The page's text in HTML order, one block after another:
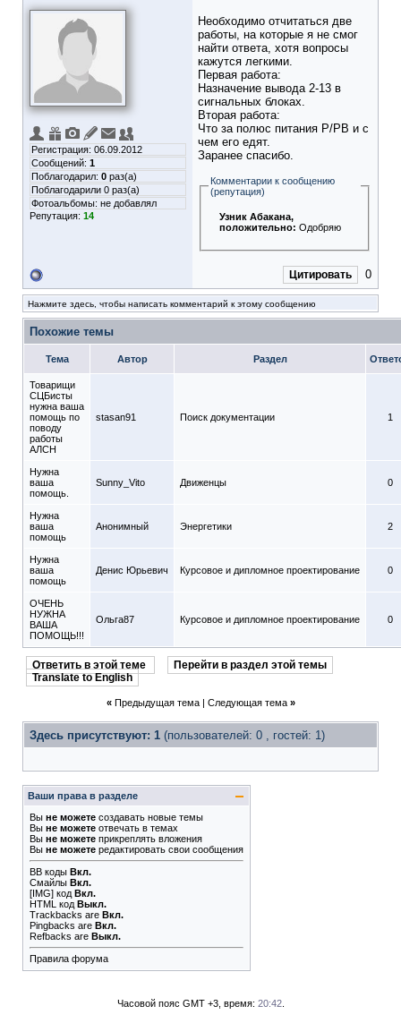
Регистрация: 06.09.2012
Сообщений: 1
Поблагодарил: 0 раз(а)
Поблагодарили 0 раз(а)
Фотоальбомы: не добавлял
Репутация: 14
Необходимо отчитаться две
работы, на которые я не смог
найти ответа, хотя вопросы
кажутся легкими.
Первая работа:
Назначение вывода 2-13 в
сигнальных блоках.
Вторая работа:
Что за полюс питания Р/РВ и с
чем его едят.
Заранее спасибо.
Комментарии к сообщению
(репутация)
Узник Абакана,
положительно:Одобряю
Цитировать 0
Нажмите здесь, чтобы написать комментарий к этому сообщению
Похожие темы
Тема Автор Раздел
Товарищи
СЦБисты
нужна ваша
помощь по
поводу
работы
АЛСН
stasan91 Поиск документации 1
Нужна
ваша
помощь.
Sunny_Vito Движенцы 0
Нужна
ваша
помощь
Анонимный Энергетики 2
Нужна
ваша
помощь
Денис Юрьевич Курсовое и дипломное проектирование 0
ОЧЕНЬ
НУЖНА
ВАША
ПОМОЩЬ!!!
Ольга87 Курсовое и дипломное проектирование 0
Ответить в этой теме
Перейти в раздел этой темы
Translate to English
« Предыдущая тема| Следующая тема »
Здесь присутствуют: 1 (пользователей: 0 , гостей: 1)
Ваши права в разделе
Вы не можете создавать новые темы
Вы не можете отвечать в темах
Вы не можете прикреплять вложения
Вы не можете редактировать свои сообщения
BB коды Вкл.
Смайлы Вкл.
[IMG] код Вкл.
HTML код Выкл.
Trackbacks are Вкл.
Pingbacks are Вкл.
Refbacks are Выкл.
Правила форума
Часовой пояс GMT +3, время: 20:42.